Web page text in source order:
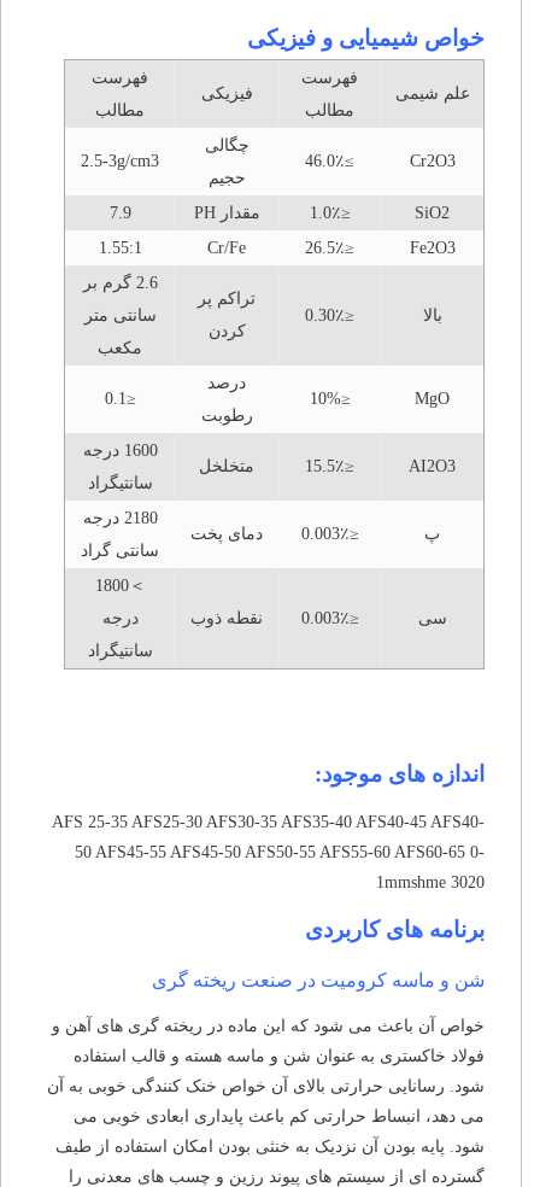
خواص شیمیایی و فیزیکی
علم شیمی
فهرست
مطالب
فیزیکی
فهرست
مطالب
Cr2O3 ≥46.0٪
چگالی
حجیم
2.5-3g/cm3
SiO2 ≤1.0٪ مقدار PH
7.9
Fe2O3
≤26.5٪ Cr/Fe
1.55:1
بالا ≤0.30٪
تراکم پر
کردن
2.6 گرم بر
سانتی متر
مکعب
MgO
≤10%
درصد
رطوبت
≤0.1
AI2O3 ≤15.5٪ متخلخل
1600 درجه
سانتیگراد
پ ≤0.003٪ دمای پخت
2180 درجه
سانتی گراد
سی ≤0.003٪ نقطه ذوب
＞1800
درجه
سانتیگراد
اندازه های موجود:
AFS 25-35 AFS25-30 AFS30-35 AFS35-40 AFS40-45 AFS40-
50 AFS45-55 AFS45-50 AFS50-55 AFS55-60 AFS60-65 0-
1mmshme 3020
برنامه های کاربردی
شن و ماسه کرومیت در صنعت ریخته گری
خواص آن باعث می شود که این ماده در ریخته گری های آهن و
فولاد خاکستری به عنوان شن و ماسه هسته و قالب استفاده
شود. رسانایی حرارتی بالای آن خواص خنک کنندگی خوبی به آن
می دهد، انبساط حرارتی کم باعث پایداری ابعادی خوبی می
شود. پایه بودن آن نزدیک به خنثی بودن امکان استفاده از طیف
گسترده ای از سیستم های پیوند رزین و چسب های معدنی را